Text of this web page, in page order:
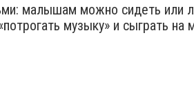
малышам можно сидеть или
музыку» и сыграть на